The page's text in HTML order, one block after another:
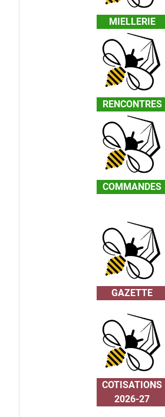
MIELLERIE
RENCONTRES
COMMANDES
GAZETTE
COTISATIONS
2026-27